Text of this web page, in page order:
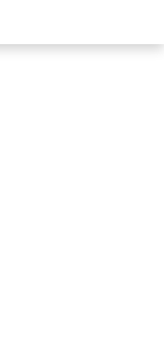
Nowa galeria